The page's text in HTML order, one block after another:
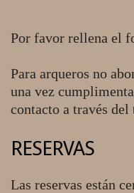
Por favor rellena el
Para arqueros no
una vez
contacto a través
RESERVAS
Las reservas están